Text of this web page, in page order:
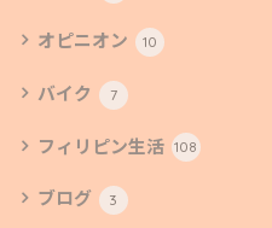
オピニオン 10
バイク 7
フィリピン生活 108
ブログ 3